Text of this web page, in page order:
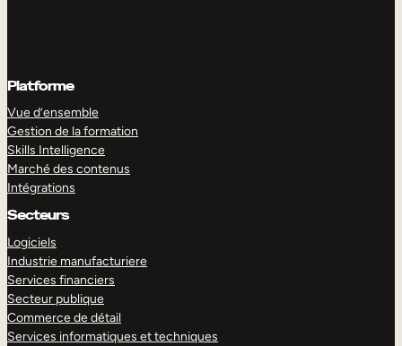
Platforme
Vue d’ensemble
Gestion de la formation
Skills Intelligence
Marché des contenus
Intégrations
Secteurs
Logiciels
Industrie manufacturiere
Services financiers
Secteur publique
Commerce de détail
Services informatiques et techniques